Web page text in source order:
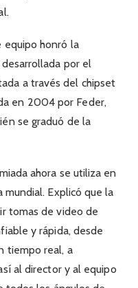
equipo honró la
por el
a través del chipset
en 2004 por Feder,
se graduó de la
ahora se utiliza en
Explicó que la
tomas de video de
y rápida, desde
tiempo real, a
al director y al equipo